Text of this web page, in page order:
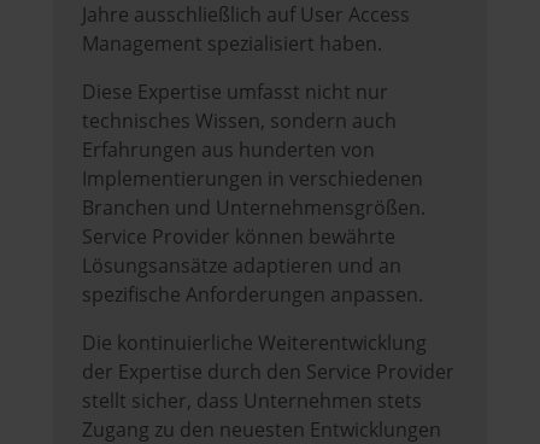
Jahre ausschließlich auf User Access
Management spezialisiert haben.
Diese Expertise umfasst nicht nur
technisches Wissen, sondern auch
Erfahrungen aus hunderten von
Implementierungen in verschiedenen
Branchen und Unternehmensgrößen.
Service Provider können bewährte
Lösungsansätze adaptieren und an
spezifische Anforderungen anpassen.
Die kontinuierliche Weiterentwicklung
der Expertise durch den Service Provider
stellt sicher, dass Unternehmen stets
Zugang zu den neuesten Entwicklungen